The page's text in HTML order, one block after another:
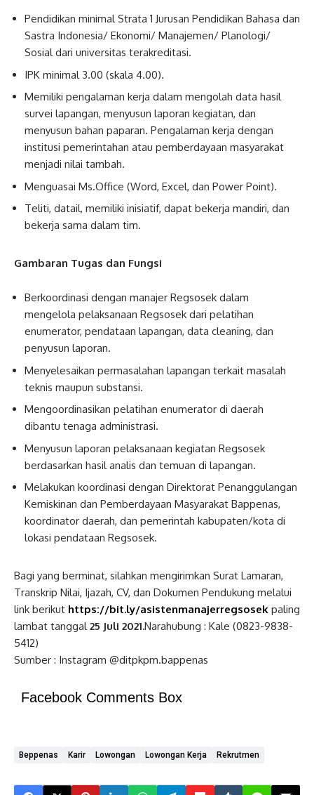
Pendidikan minimal Strata 1 Jurusan Pendidikan Bahasa dan
Sastra Indonesia/ Ekonomi/ Manajemen/ Planologi/
Sosial dari universitas terakreditasi.
IPK minimal 3.00 (skala 4.00).
Memiliki pengalaman kerja dalam mengolah data hasil
survei lapangan, menyusun laporan kegiatan, dan
menyusun bahan paparan. Pengalaman kerja dengan
institusi pemerintahan atau pemberdayaan masyarakat
menjadi nilai tambah.
Menguasai Ms.Office (Word, Excel, dan Power Point).
Teliti, datail, memiliki inisiatif, dapat bekerja mandiri, dan
bekerja sama dalam tim.
Gambaran Tugas dan Fungsi
Berkoordinasi dengan manajer Regsosek dalam
mengelola pelaksanaan Regsosek dari pelatihan
enumerator, pendataan lapangan, data cleaning, dan
penyusun laporan.
Menyelesaikan permasalahan lapangan terkait masalah
teknis maupun substansi.
Mengoordinasikan pelatihan enumerator di daerah
dibantu tenaga administrasi.
Menyusun laporan pelaksanaan kegiatan Regsosek
berdasarkan hasil analis dan temuan di lapangan.
Melakukan koordinasi dengan Direktorat Penanggulangan
Kemiskinan dan Pemberdayaan Masyarakat Bappenas,
koordinator daerah, dan pemerintah kabupaten/kota di
lokasi pendataan Regsosek.
Bagi yang berminat, silahkan mengirimkan Surat Lamaran,
Transkrip Nilai, Ijazah, CV, dan Dokumen Pendukung melalui
link berikut https://bit.ly/asistenmanajerregsosek paling
lambat tanggal25 Juli 2021.Narahubung : Kale (0823-9838-
5412)
Sumber : Instagram @ditpkpm.bappenas
Facebook Comments Box
Beppenas Karir Lowongan Lowongan Kerja Rekrutmen